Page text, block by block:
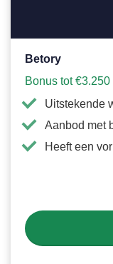
Betory
Bonus tot €3.250
Uitstekende
Aanbod met
Heeft een